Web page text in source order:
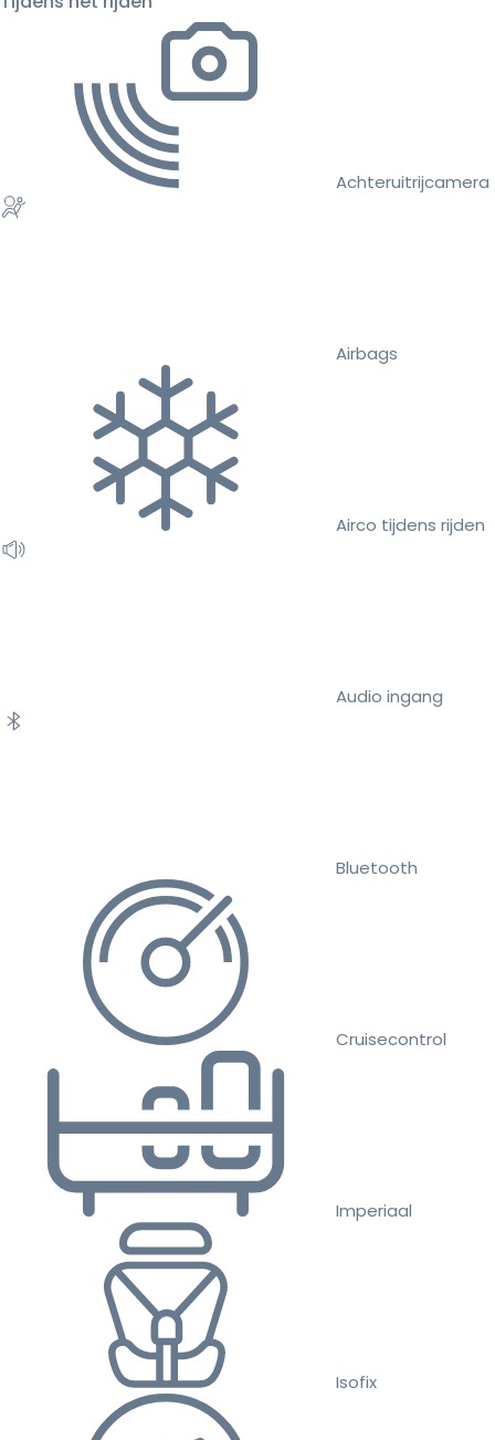
Achteruitrijcamera
Airbags
Airco tijdens rijden
Audio ingang
Bluetooth
Cruisecontrol
Imperiaal
Isofix